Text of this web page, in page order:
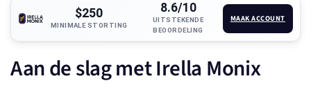
$250
MINIMALE STORTING
8.6/10
UITSTEKENDE
BEOORDELING
MAAK ACCOUNT
Aan de slag met Irella Monix